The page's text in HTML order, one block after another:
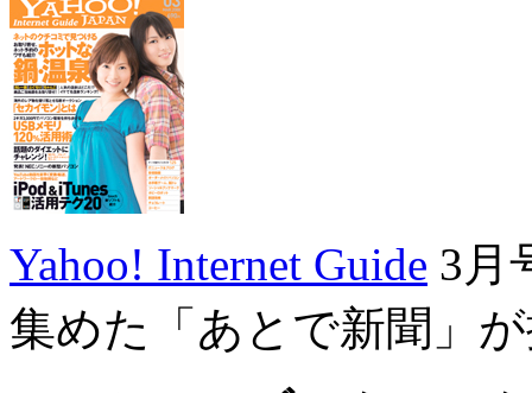
Yahoo! Internet Guide 3月
集めた「あとで新聞」